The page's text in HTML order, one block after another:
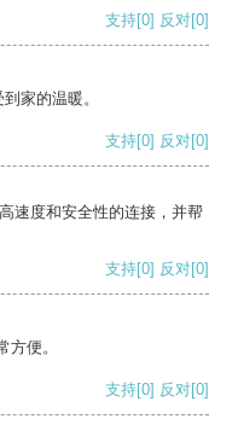
支持[0] 反对[0]
家的温暖。
支持[0] 反对[0]
速度和安全性的连接，并帮
支持[0] 反对[0]
便。
支持[0] 反对[0]